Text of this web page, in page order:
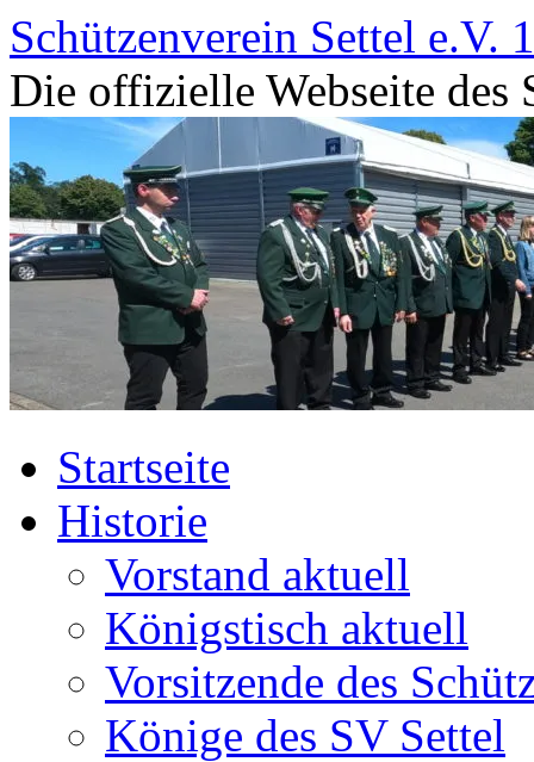
Zum
Inhalt
springen
Schützenverein Settel e.V.
Die offizielle Webseite des
Startseite
Historie
Vorstand aktuell
Königstisch aktuell
Vorsitzende des
Könige des SV Settel